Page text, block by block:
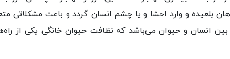
بلعیده و وارد احشا و یا چشم انسان گردد و باعث مشکلاتی
انسان و حیوان می‌باشد که نظافت حیوان خانگی یکی از